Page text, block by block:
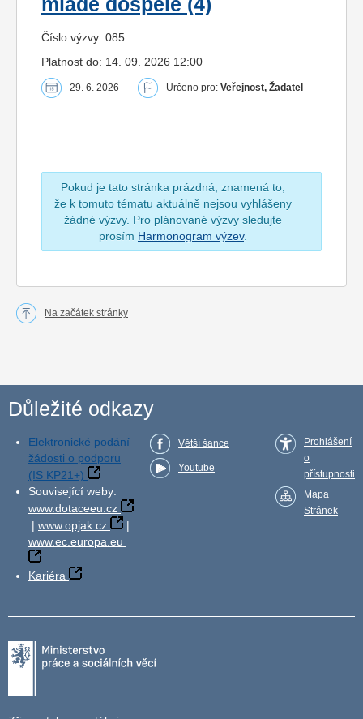
mladé dospělé (4)
Číslo výzvy: 085
Platnost do: 14. 09. 2026 12:00
29. 6. 2026 Určeno pro: Veřejnost, Žadatel
Pokud je tato stránka prázdná, znamená to,
že k tomuto tématu aktuálně nejsou vyhlášeny
žádné výzvy. Pro plánované výzvy sledujte
prosím Harmonogram výzev.
Na začátek stránky
Důležité odkazy
Elektronické podání
žádosti o podporu
(IS KP21+)
Související weby:
www.dotaceeu.cz
| www.opjak.cz
|
www.ec.europa.eu
Kariéra
Větší šance
Youtube
Prohlášení
o
přístupnosti
Mapa
Stránek